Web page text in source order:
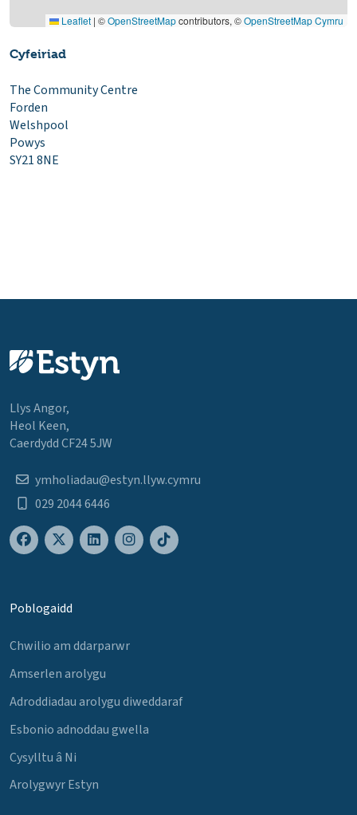
Leaflet | ©OpenStreetMapcontributors, ©OpenStreetMap Cymru
Cyfeiriad
The Community Centre
Forden
Welshpool
Powys
SY21 8NE
Llys Angor,
Heol Keen,
Caerdydd CF24 5JW
ymholiadau@estyn.llyw.cymru
029 2044 6446
Poblogaidd
Chwilio am ddarparwr
Amserlen arolygu
Adroddiadau arolygu diweddaraf
Esbonio adnoddau gwella
Cysylltu â Ni
Arolygwyr Estyn